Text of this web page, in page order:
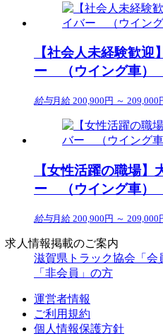
【社会人未経験歓
ー （ウイング車
給与月給 200,900円 ～ 209,000
【女性活躍の職場
ー （ウイング車
給与月給 200,900円 ～ 209,000
求人情報掲載のご案内
滋賀県トラック協会「会
「非会員」の方
運営者情報
ご利用規約
個人情報保護方針